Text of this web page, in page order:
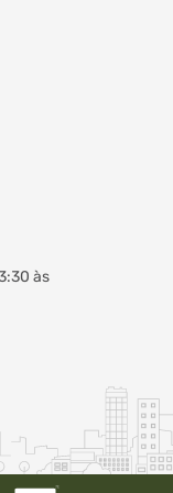
às